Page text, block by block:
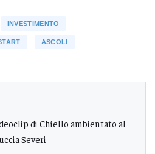
INVESTIMENTO
ASCOLI
di Chiello ambientato al
Severi